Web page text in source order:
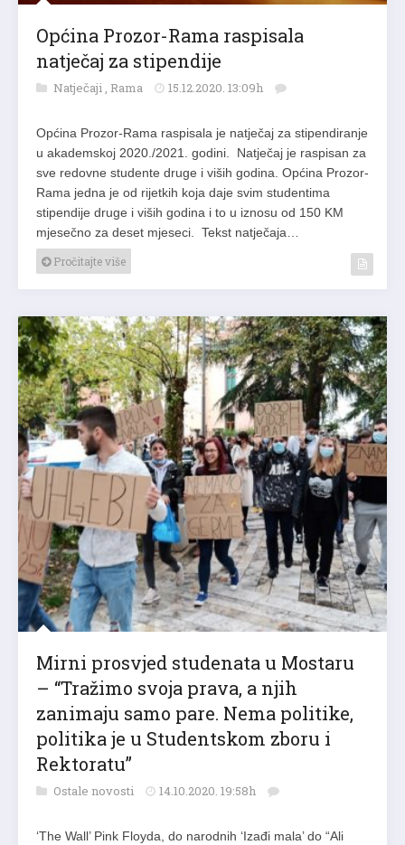
Općina Prozor-Rama raspisala
natječaj za stipendije
Natječaji , Rama 15.12.2020. 13:09h
Općina Prozor-Rama raspisala je natječaj za stipendiranje
u akademskoj 2020./2021. godini. Natječaj je raspisan za
sve redovne studente druge i viših godina. Općina Prozor-
Rama jedna je od rijetkih koja daje svim studentima
stipendije druge i viših godina i to u iznosu od 150 KM
mjesečno za deset mjeseci. Tekst natječaja…
Pročitajte više
Mirni prosvjed studenata u Mostaru
– “Tražimo svoja prava, a njih
zanimaju samo pare. Nema politike,
politika je u Studentskom zboru i
Rektoratu”
Ostale novosti 14.10.2020. 19:58h
‘The Wall’ Pink Floyda, do narodnih ‘Izađi mala’ do “Ali